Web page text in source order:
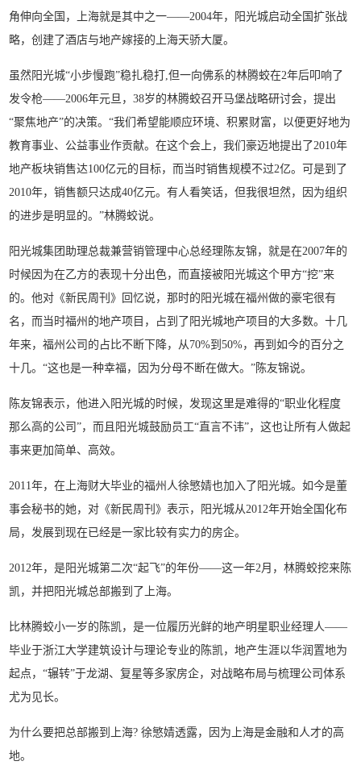
角伸向全国，上海就是其中之一——2004年，阳光城启动全国扩张战
略，创建了酒店与地产嫁接的上海天骄大厦。
虽然阳光城“小步慢跑”稳扎稳打,但一向佛系的林腾蛟在2年后叩响了
发令枪——2006年元旦，38岁的林腾蛟召开马堡战略研讨会，提出
“聚焦地产”的决策。“我们希望能顺应环境、积累财富，以便更好地为
教育事业、公益事业作贡献。在这个会上，我们豪迈地提出了2010年
地产板块销售达100亿元的目标，而当时销售规模不过2亿。可是到了
2010年，销售额只达成40亿元。有人看笑话，但我很坦然，因为组织
的进步是明显的。”林腾蛟说。
阳光城集团助理总裁兼营销管理中心总经理陈友锦，就是在2007年的
时候因为在乙方的表现十分出色，而直接被阳光城这个甲方“挖”来
的。他对《新民周刊》回忆说，那时的阳光城在福州做的豪宅很有
名，而当时福州的地产项目，占到了阳光城地产项目的大多数。十几
年来，福州公司的占比不断下降，从70%到50%，再到如今的百分之
十几。“这也是一种幸福，因为分母不断在做大。”陈友锦说。
陈友锦表示，他进入阳光城的时候，发现这里是难得的“职业化程度
那么高的公司”，而且阳光城鼓励员工“直言不讳”，这也让所有人做起
事来更加简单、高效。
2011年，在上海财大毕业的福州人徐慜婧也加入了阳光城。如今是董
事会秘书的她，对《新民周刊》表示，阳光城从2012年开始全国化布
局，发展到现在已经是一家比较有实力的房企。
2012年，是阳光城第二次“起飞”的年份——这一年2月，林腾蛟挖来陈
凯，并把阳光城总部搬到了上海。
比林腾蛟小一岁的陈凯，是一位履历光鲜的地产明星职业经理人——
毕业于浙江大学建筑设计与理论专业的陈凯，地产生涯以华润置地为
起点，“辗转”于龙湖、复星等多家房企，对战略布局与梳理公司体系
尤为见长。
为什么要把总部搬到上海? 徐慜婧透露，因为上海是金融和人才的高
地。